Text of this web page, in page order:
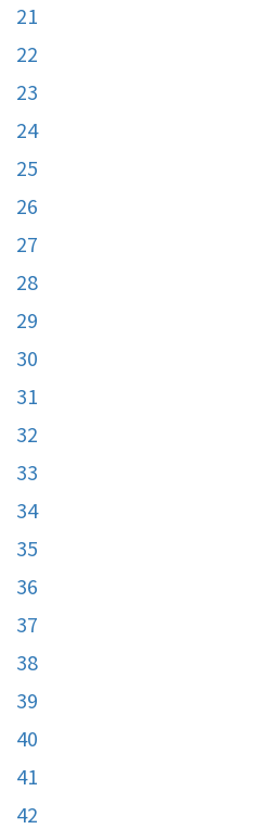
21
22
23
24
25
26
27
28
29
30
31
32
33
34
35
36
37
38
39
40
41
42